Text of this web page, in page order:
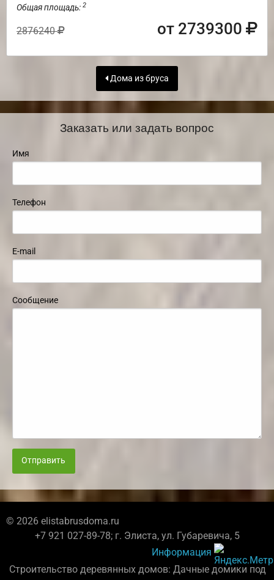
Общая площадь: 2
2876240 от 2739300
Дома из бруса
Заказать или задать вопрос
Имя
Телефон
E-mail
Сообщение
Отправить
© 2026 elistabrusdoma.ru
+7 921 027-89-78; г. Элиста, ул. Губаревича, 5
Информация
Строительство деревянных домов: Дачные домики под